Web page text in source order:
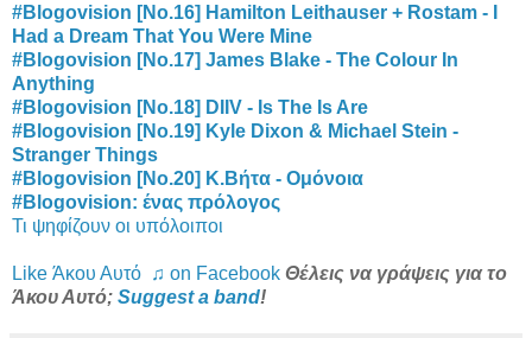
#Blogovision [No.16] Hamilton Leithauser + Rostam - I
Had a Dream That You Were Mine
#Blogovision [No.17] James Blake - The Colour In
Anything
#Blogovision [No.18] DIIV - Is The Is Are
#Blogovision [No.19] Kyle Dixon & Michael Stein -
Stranger Things
#Blogovision [No.20] K.Βήτα - Ομόνοια
#Blogovision: ένας πρόλογος
Τι ψηφίζουν οι υπόλοιποι
Like Άκου Αυτό ♫ on Facebook Θέλεις να γράψεις για το
Άκου Αυτό; Suggest a band!